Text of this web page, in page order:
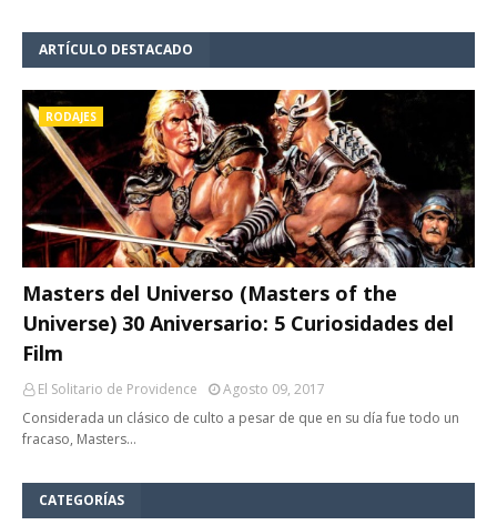
ARTÍCULO DESTACADO
RODAJES
Masters del Universo (Masters of the
Universe) 30 Aniversario: 5 Curiosidades del
Film
El Solitario de Providence
Agosto 09, 2017
Considerada un clásico de culto a pesar de que en su día fue todo un
fracaso, Masters…
CATEGORÍAS